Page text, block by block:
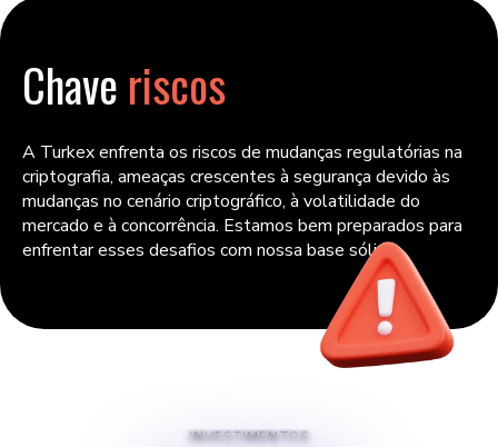
Chave riscos
A Turkex enfrenta os riscos de mudanças regulatórias na
criptografia, ameaças crescentes à segurança devido às
mudanças no cenário criptográfico, à volatilidade do
mercado e à concorrência. Estamos bem preparados para
enfrentar esses desafios com nossa base sólida.
INVESTIMENTOS